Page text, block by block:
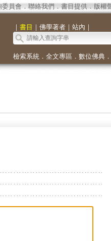
委員會． 聯絡我們 ． 書目提供． 版權
｜ 書目 ｜ 佛學著者｜ 站內 ｜
檢索系統． 全文專區 ． 數位佛典．